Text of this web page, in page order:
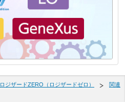
ロジザードZERO（ロジザードゼロ）
関連